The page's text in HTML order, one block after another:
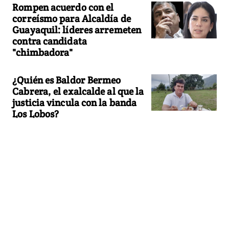
Rompen acuerdo con el
correísmo para Alcaldía de
Guayaquil: líderes arremeten
contra candidata
"chimbadora"
¿Quién es Baldor Bermeo
Cabrera, el exalcalde al que la
justicia vincula con la banda
Los Lobos?